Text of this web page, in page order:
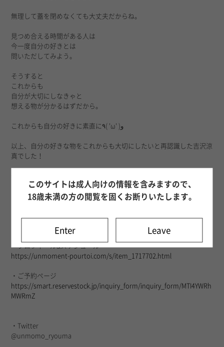
無理して蓋を閉めなくても大丈夫だからね。
見つめ合える時間がある人は
今一度自分の好きとは
問いただしてみよう。
そうすると
これからも
自分が大切にしなきゃと
想える物が分かるはずだから。
これからも自分の好きに素直に ٩( 'ω' )و
以上、自分の好きな物をこれからも大切にしたいと再認識した吉沢涼
真でした！
・プロフィール&スケジュール
https://unmoment-pourtoi.com/s/item_1717702.html
・ご予約ページ
https://smart.reservestock.jp/inquiry_form/inquiry_form/MTI4YWRh
MWRmZ
・ Twitter
@unmomo_ryouma
このサイトは成人向けの情報を含みますので、
18歳未満の方の閲覧を固くお断りいたします。
Enter Leave